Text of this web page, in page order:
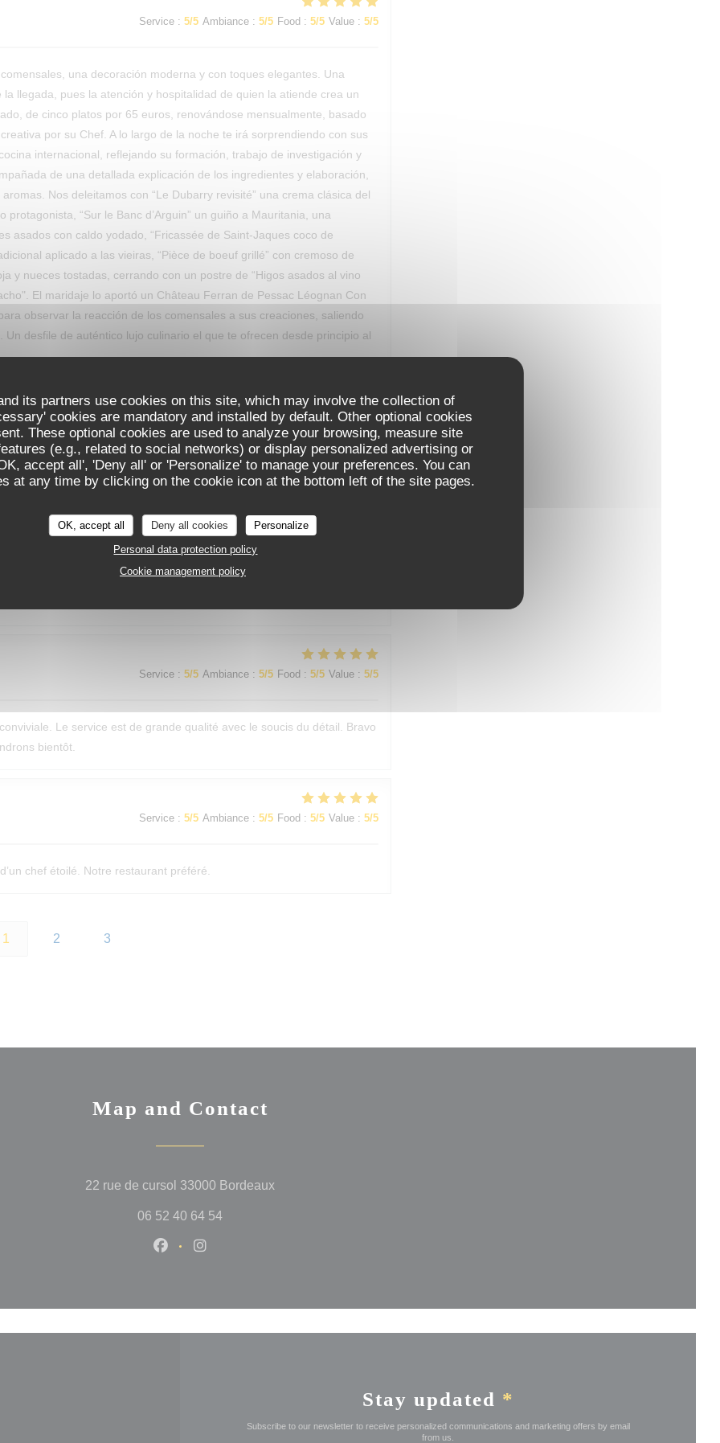
its partners use cookies on this site, which may involve the collection of
cookies are mandatory and installed by default. Other optional cookies
These optional cookies are used to analyze your browsing, measure site
(e.g., related to social networks) or display personalized advertising or
accept all', 'Deny all' or 'Personalize' to manage your preferences. You can
at any time by clicking on the cookie icon at the bottom left of the site pages.
OK, accept all Deny all cookies
Personalize
Personal data protection policy
Cookie management policy
Service: 5/5 Ambiance: 5/5 Food : 5/5 Value: 5/5
una decoración moderna y con toques elegantes. Una
llegada, pues la atención y hospitalidad de quien la atiende crea un
de cinco platos por 65 euros, renovándose mensualmente, basado
por su Chef. A lo largo de la noche te irá sorprendiendo con sus
internacional, reflejando su formación, trabajo de investigación y
de una detallada explicación de los ingredientes y elaboración,
Nos deleitamos con “Le Dubarry revisité” una crema clásica del
“Sur le Banc d’Arguin” un guiño a Mauritania, una
asados con caldo yodado, “Fricassée de Saint-Jaques coco de
aplicado a las vieiras, “Pièce de boeuf grillé” con cremoso de
y nueces tostadas, cerrando con un postre de “Higos asados al vino
El maridaje lo aportó un Château Ferran de Pessac Léognan Con
observar la reacción de los comensales a sus creaciones, saliendo
desfile de auténtico lujo culinario el que te ofrecen desde principio al
Service : 5 Ambiance /5 Food /5 :
avec les yeux et ont ce régale les papies !!!
Service: 4/5 Ambiance:
Service: 5/5 Ambiance: 5/5 Food : 5/5 Value: 5/5
Le service est de grande qualité avec le soucis du détail. Bravo
bientôt.
Service: 5/5 Ambiance: 5/5 Food : 5/5 Value: 5/5
chef étoilé. Notre restaurant préféré.
1 2 3
Map and Contact
22 rue de cursol 33000 Bordeaux((opens in a new window))
06 52 40 64 54
Facebook ((opens in a new window))
Stay updated *
Subscribe to our newsletter to receive personalized communications and marketing offers by email
from us.